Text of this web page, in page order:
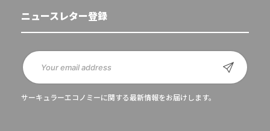
ニュースレター登録
サーキュラーエコノミーに関する最新情報をお届けします。